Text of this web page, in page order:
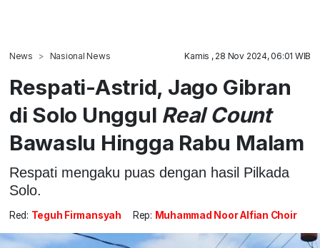
News Nasional News Kamis , 28 Nov 2024, 06:01 WIB
Respati-Astrid, Jago Gibran
di Solo Unggul Real Count
Bawaslu Hingga Rabu Malam
Respati mengaku puas dengan hasil Pilkada
Solo.
Red: Teguh Firmansyah Rep: Muhammad Noor Alfian Choir